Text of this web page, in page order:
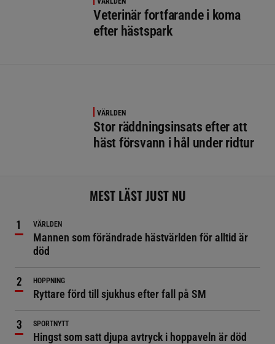
Veterinär fortfarande i koma
efter hästspark
VÄRLDEN
Stor räddningsinsats efter att
häst försvann i hål under ridtur
MEST LÄST JUST NU
VÄRLDEN
Mannen som förändrade hästvärlden för alltid är
död
HOPPNING
Ryttare förd till sjukhus efter fall på SM
SPORTNYTT
Hingst som satt djupa avtryck i hoppaveln är död